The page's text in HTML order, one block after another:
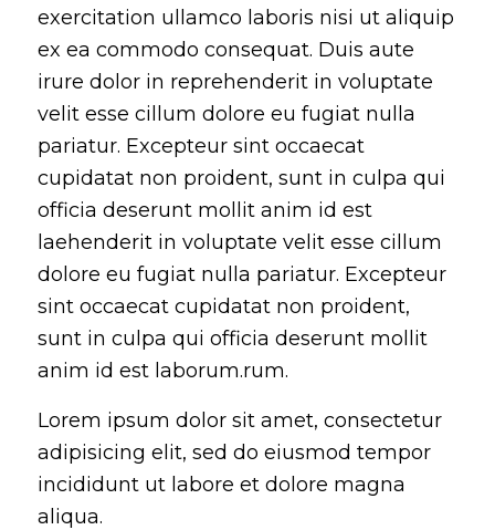
exercitation ullamco laboris nisi ut aliquip
ex ea commodo consequat. Duis aute
irure dolor in reprehenderit in voluptate
velit esse cillum dolore eu fugiat nulla
pariatur. Excepteur sint occaecat
cupidatat non proident, sunt in culpa qui
officia deserunt mollit anim id est
laehenderit in voluptate velit esse cillum
dolore eu fugiat nulla pariatur. Excepteur
sint occaecat cupidatat non proident,
sunt in culpa qui officia deserunt mollit
anim id est laborum.rum.
Lorem ipsum dolor sit amet, consectetur
adipisicing elit, sed do eiusmod tempor
incididunt ut labore et dolore magna
aliqua.